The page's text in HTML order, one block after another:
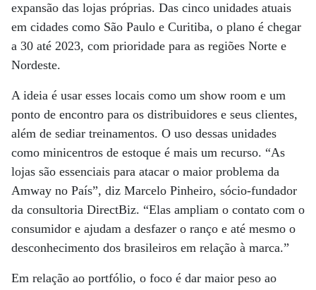
expansão das lojas próprias. Das cinco unidades atuais
em cidades como São Paulo e Curitiba, o plano é chegar
a 30 até 2023, com prioridade para as regiões Norte e
Nordeste.
A ideia é usar esses locais como um show room e um
ponto de encontro para os distribuidores e seus clientes,
além de sediar treinamentos. O uso dessas unidades
como minicentros de estoque é mais um recurso. “As
lojas são essenciais para atacar o maior problema da
Amway no País”, diz Marcelo Pinheiro, sócio-fundador
da consultoria DirectBiz. “Elas ampliam o contato com o
consumidor e ajudam a desfazer o ranço e até mesmo o
desconhecimento dos brasileiros em relação à marca.”
Em relação ao portfólio, o foco é dar maior peso ao